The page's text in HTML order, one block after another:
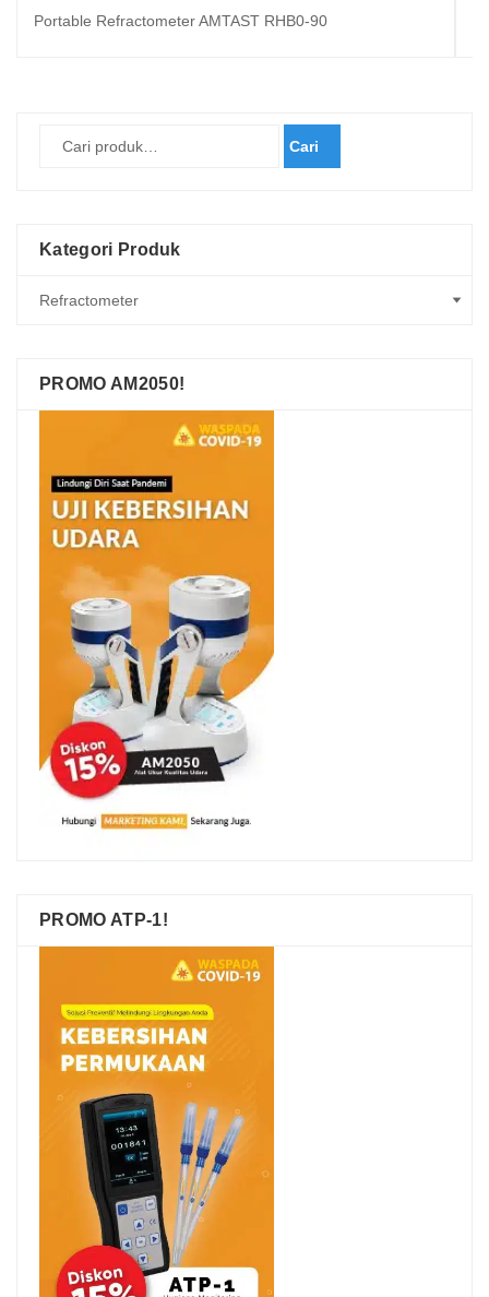
Portable Refractometer AMTAST RHB0-90
Cari
Kategori Produk
PROMO AM2050!
PROMO ATP-1!